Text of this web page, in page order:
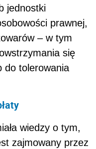
jednostki
prawnej,
– w tym
się
do tolerowania
wiedzy o tym,
zajmowany przez